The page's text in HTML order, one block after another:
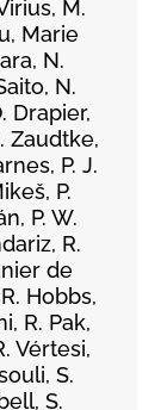
M.
Marie
N.
N.
Drapier,
Zaudtke,
P. J.
P.
P. W.
R.
de
Hobbs,
R. Pak,
Vértesi,
S.
S.